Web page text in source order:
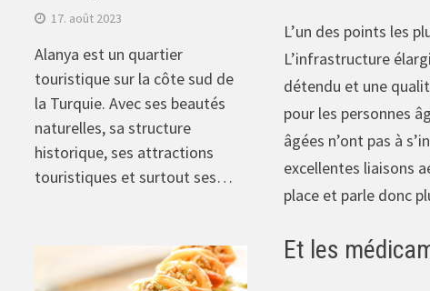
L’un des points les
L’infrastructure
détendu et une
pour les personnes
âgées n’ont pas à
excellentes liaisons
place et parle donc
Et les
17. août 2023
Alanya est un quartier
touristique sur la côte sud de
la Turquie. Avec ses beautés
naturelles, sa structure
historique, ses attractions
touristiques et surtout ses…